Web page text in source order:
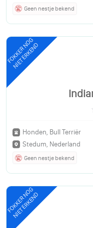
Geen nestje bekend
FOKKER NOG
NIET ERKEND
Honden, Bull Terriër
Stedum, Nederland
Geen nestje bekend
FOKKER NOG
NIET ERKEND